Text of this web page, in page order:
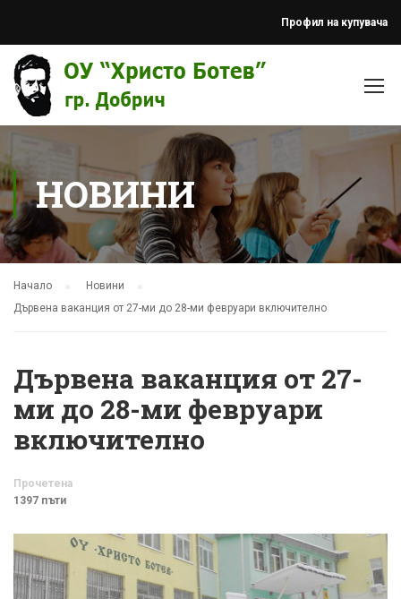
Профил на купувача
НОВИНИ
Начало
Новини
Дървена ваканция от 27-ми до 28-ми февруари включително
Дървена ваканция от 27-
ми до 28-ми февруари
включително
Прочетена
1397 пъти